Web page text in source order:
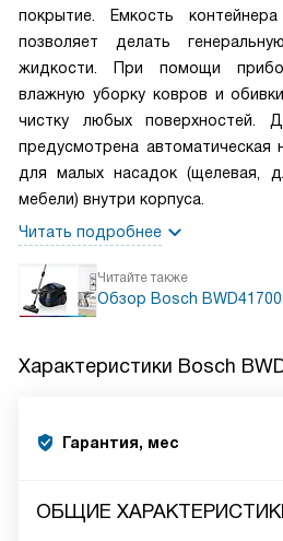
покрытие. Емкость
позволяет делать
жидкости. При помощи
влажную уборку ковров и
чистку любых поверхностей.
предусмотрена автоматическая
для малых насадок (щелевая,
мебели) внутри корпуса.
Читать подробнее
Читайте также
Обзор Bosch BWD41700
Характеристики Bosch
Гарантия, мес
ОБЩИЕ